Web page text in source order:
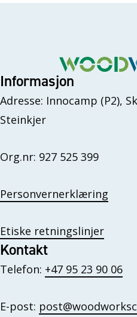
Informasjon
Adresse: Innocamp (P2),
Steinkjer
Org.nr: 927 525 399
Personvernerklæring
Etiske retningslinjer
Kontakt
Telefon: +47 95 23 90 06
E-post: